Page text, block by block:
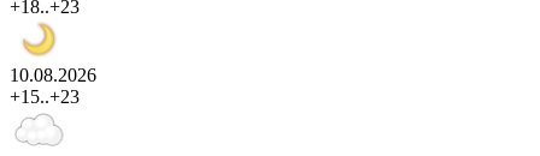
+18..+23
10.08.2026
+15..+23